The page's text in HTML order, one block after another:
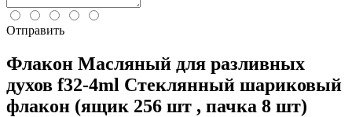
Отправить
Флакон Масляный для разливных
духов f32-4ml Стеклянный шариковый
флакон (ящик 256 шт , пачка 8 шт)